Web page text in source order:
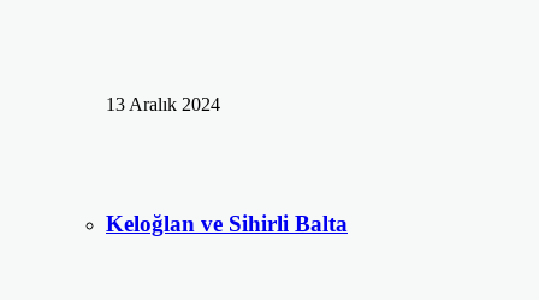
13 Aralık 2024
Keloğlan ve Sihirli Balta